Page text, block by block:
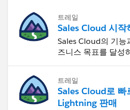
트레일
Sales Cloud 시작
Sales Cloud의 기능
즈니스 목표를 달성
트레일
Sales Cloud로 빠
Lightning 판매